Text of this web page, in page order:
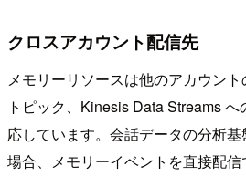
クロスアカウント配信先
メモリーリソースは他のアカウン
トピック、Kinesis Data Streams
応しています。会話データの分析
場合、メモリーイベントを直接配